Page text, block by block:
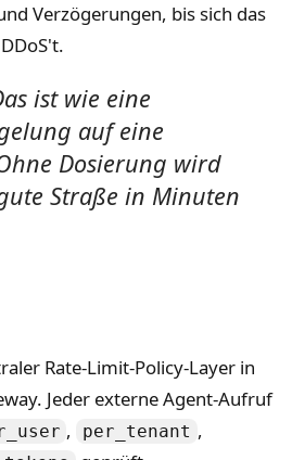
Verzögerungen, bis sich das
ist wie eine
auf eine
Dosierung wird
Straße in Minuten
Rate-Limit-Policy-Layer in
Jeder externe Agent-Aufruf
, per_tenant ,